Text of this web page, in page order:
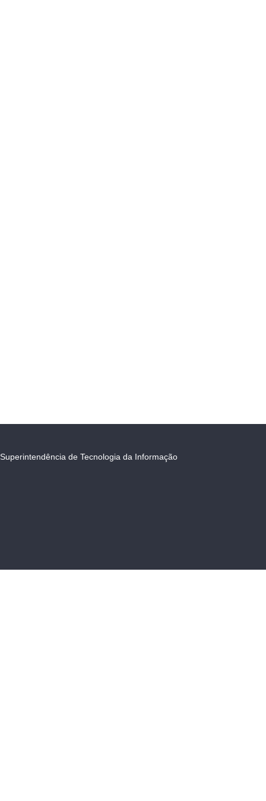
Superintendência de Tecnologia da Informação